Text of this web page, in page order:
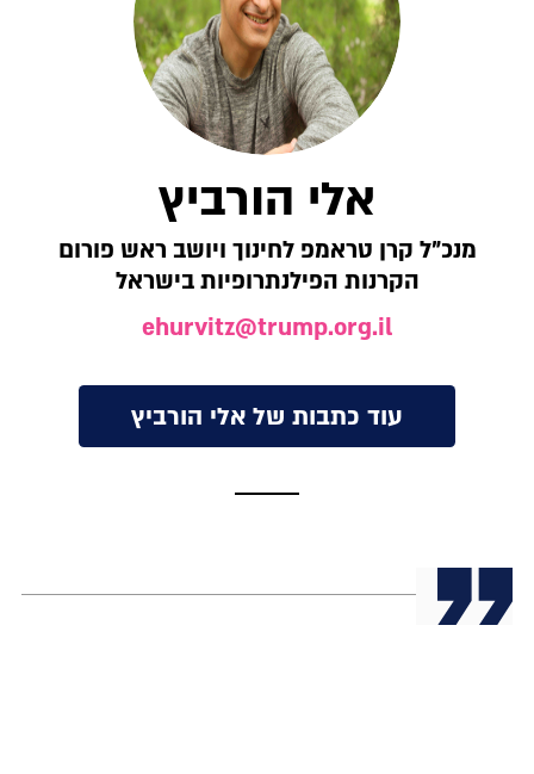
אלי הורביץ
מנכ"ל קרן טראמפ לחינוך ויושב ראש פורום
הקרנות הפילנתרופיות בישראל
ehurvitz@trump.org.il
עוד כתבות של אלי הורביץ